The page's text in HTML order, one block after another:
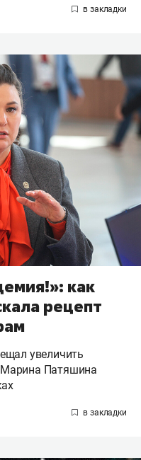
как
рецепт
увеличить
Марина Патяшина